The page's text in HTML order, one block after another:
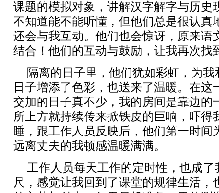
课题的模拟对象，讲解汉字解字与历史
不知道能不能听懂，但他们总是很认真
还会与我互动。他们也会惊讶，原来语
结合！他们的互动与鼓励，让我再次找
隔离的日子里，他们犹如彩虹，为
日子增添了色彩，也送来了温暖。在这
交加的日子真不少，我的房间是靠边的
所上方就持续传来掀铁皮的巨响，吓得
睡，跟工作人员反映后，他们第一时间
远离丈夫的我顿感温暖满满。
工作人员每天工作的定时性，也成了
尺，感觉让我回到了课堂的规律生活，